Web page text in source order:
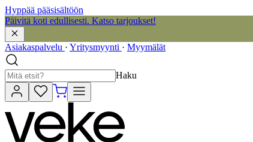
Hyppää pääsisältöön
Päivitä koti edullisesti. Katso tarjoukset!
Asiakaspalvelu · Yritysmyynti · Myymälät
Haku